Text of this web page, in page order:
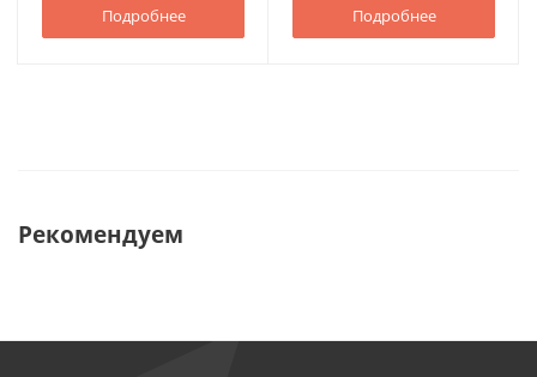
Подробнее Подробнее
Рекомендуем